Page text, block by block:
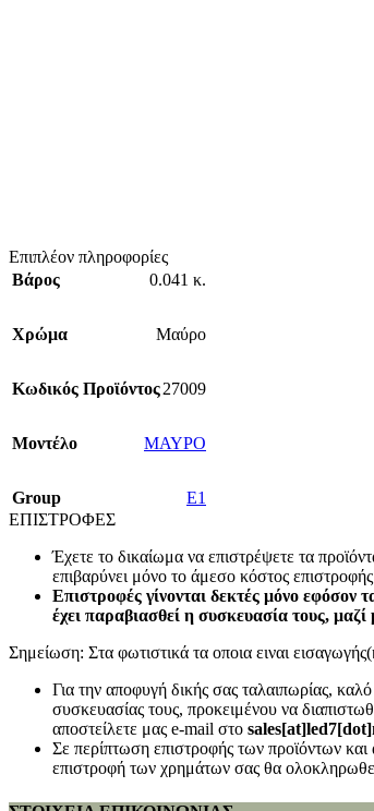
Επιπλέον πληροφορίες
Βάρος
0.041 κ.
Χρώμα Μαύρο
Κωδικός Προϊόντος27009
Mοντέλο ΜΑΥΡΟ
Group
E1
ΕΠΙΣΤΡΟΦΕΣ
Έχετε το δικαίωμα να επιστρέψετε τα
επιβαρύνει μόνο το άμεσο κόστος
Επιστροφές γίνονται δεκτές μόνο εφόσον
έχει παραβιασθεί η συσκευασία τους,
Σημείωση: Στα φωτιστικά τα οποια ειναι
Για την αποφυγή δικής σας ταλαιπωρίας,
συσκευασίας τους, προκειμένου να
αποστείλετε μας e-mail στο
Σε περίπτωση επιστροφής των προϊόντων
επιστροφή των χρημάτων σας θα